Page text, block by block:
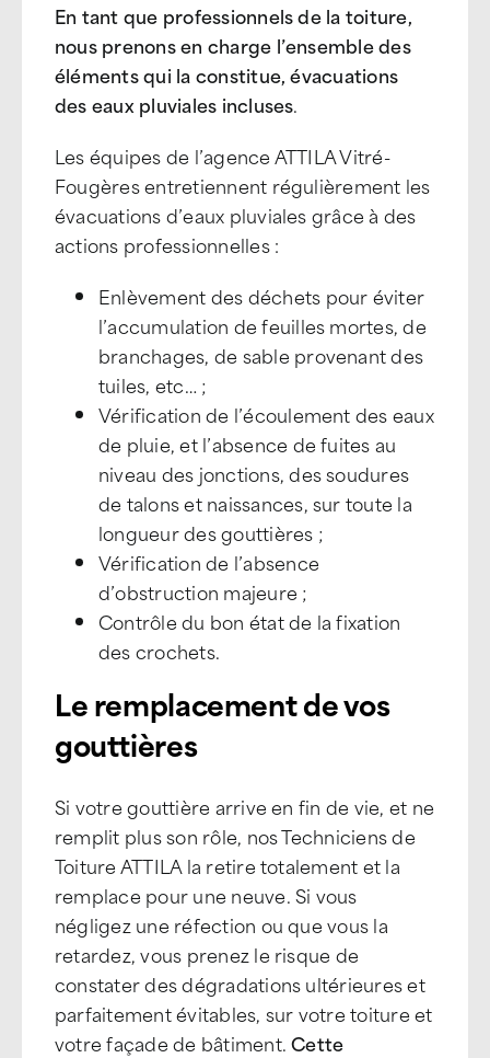
En tant que professionnels de la toiture,
nous prenons en charge l’ensemble des
éléments qui la constitue, évacuations
des eaux pluviales incluses.
Les équipes de l’agence ATTILA Vitré-
Fougères entretiennent régulièrement les
évacuations d’eaux pluviales grâce à des
actions professionnelles :
Enlèvement des déchets pour éviter
l’accumulation de feuilles mortes, de
branchages, de sable provenant des
tuiles, etc… ;
Vérification de l’écoulement des eaux
de pluie, et l’absence de fuites au
niveau des jonctions, des soudures
de talons et naissances, sur toute la
longueur des gouttières ;
Vérification de l’absence
d’obstruction majeure ;
Contrôle du bon état de la fixation
des crochets.
Le remplacement de vos
gouttières
Si votre gouttière arrive en fin de vie, et ne
remplit plus son rôle, nos Techniciens de
Toiture ATTILA la retire totalement et la
remplace pour une neuve. Si vous
négligez une réfection ou que vous la
retardez, vous prenez le risque de
constater des dégradations ultérieures et
parfaitement évitables, sur votre toiture et
votre façade de bâtiment.Cette